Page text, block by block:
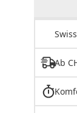
Ab